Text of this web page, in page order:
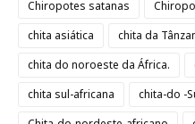
Chiropotes satanas
chita asiática
chita da
chita do noroeste da África.
chita sul-africana
chita-do -